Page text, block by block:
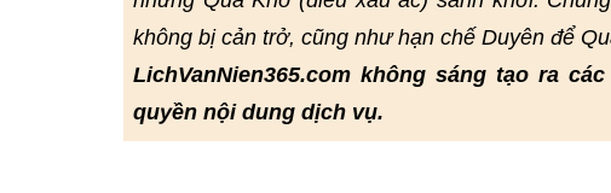
không bị cản trở, cũng như hạn chế Duyên để
LichVanNien365.com không sáng tạo ra
quyền nội dung dịch vụ.